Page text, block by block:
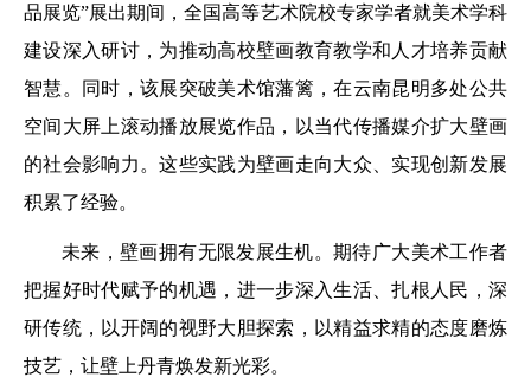
品展览”展出期间，全国高等艺术院校专家学者就美术学科
建设深入研讨，为推动高校壁画教育教学和人才培养贡献
智慧。同时，该展突破美术馆藩篱，在云南昆明多处公共
空间大屏上滚动播放展览作品，以当代传播媒介扩大壁画
的社会影响力。这些实践为壁画走向大众、实现创新发展
积累了经验。
未来，壁画拥有无限发展生机。期待广大美术工作者
把握好时代赋予的机遇，进一步深入生活、扎根人民，深
研传统，以开阔的视野大胆探索，以精益求精的态度磨炼
技艺，让壁上丹青焕发新光彩。